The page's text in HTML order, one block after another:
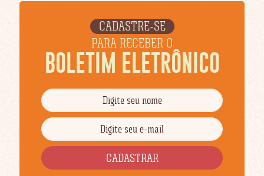
CADASTRE-SE
PARA RECEBER O
BOLETIM ELETRÔNICO